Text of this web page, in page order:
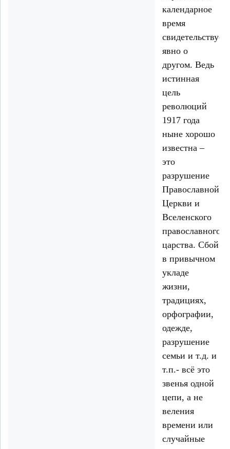
календарное
время
свидетельствует
явно о
другом. Ведь
истинная
цель
революций
1917 года
ныне хорошо
известна –
это
разрушение
Православной
Церкви и
Вселенского
православного
царства. Сбой
в привычном
укладе
жизни,
традициях,
орфографии,
одежде,
разрушение
семьи и т.д. и
т.п.- всё это
звенья одной
цепи, а не
веления
времени или
случайные